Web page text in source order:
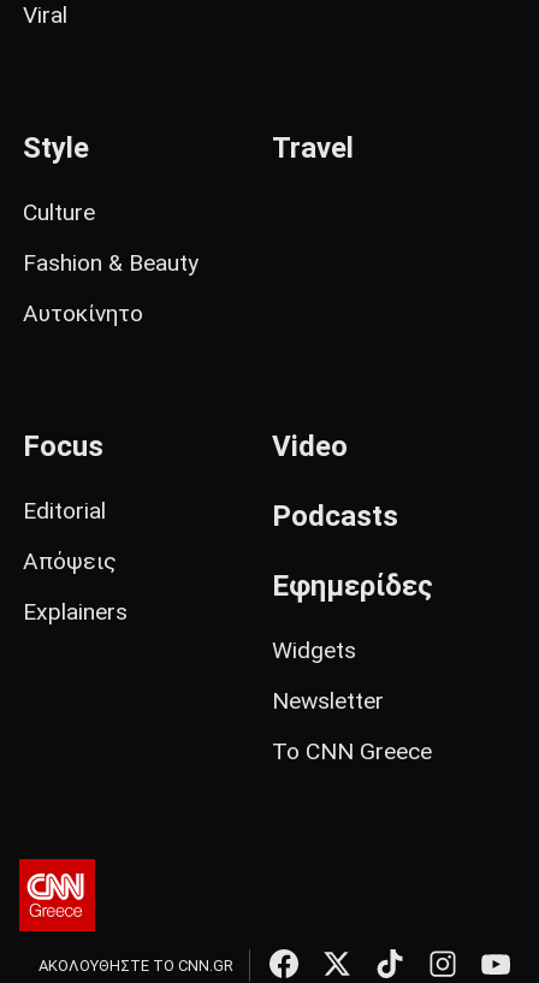
Viral
Style
Culture
Fashion & Beauty
Αυτοκίνητο
Travel
Focus
Editorial
Απόψεις
Explainers
Video
Podcasts
Εφημερίδες
Widgets
Newsletter
Το CNN Greece
ΑΚΟΛΟΥΘΗΣΤΕ ΤΟ CNN.GR